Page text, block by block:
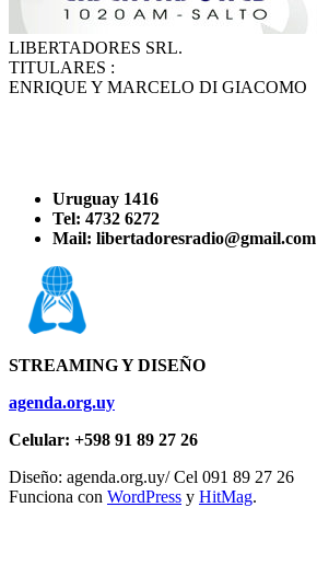
LIBERTADORES SRL.
TITULARES :
ENRIQUE Y MARCELO DI GIACOMO
Uruguay 1416
Tel: 4732 6272
Mail: libertadoresradio@gmail.com
STREAMING Y DISEÑO
agenda.org.uy
Celular: +598 91 89 27 26
Diseño: agenda.org.uy/ Cel 091 89 27 26
Funciona con WordPress y HitMag.